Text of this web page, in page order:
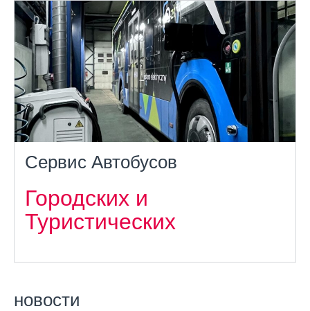
Сервис Автобусов
Городских и
Туристических
новости